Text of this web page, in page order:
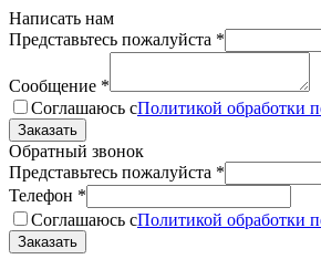
Написать нам
Представьтесь пожалуйста *
Сообщение *
Соглашаюсь сПолитикой обработки
Обратный звонок
Представьтесь пожалуйста *
Телефон *
Соглашаюсь сПолитикой обработки